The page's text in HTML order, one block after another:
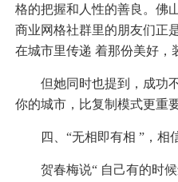
格的把握和人性的善良。佛
商业网格社群里的朋友们正
在城市里传递 着那份美好，
但她同时也提到，成功
你的城市，比复制模式更重
四、“无相即有相 ”，相
贺春梅说“ 自己有的时